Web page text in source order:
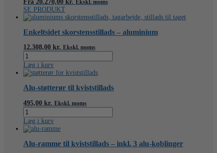
antal
Fra 20.270,00 kr. Ekskl. moms
SE PRODUKT
Enkeltsidet skorstensstillads – aluminium
12.308,00 kr. Ekskl. moms
Enkeltsidet
skorstensstillads
-
aluminium
antal
Læg i kurv
Alu-støtterør til kviststillads
495,00 kr. Ekskl. moms
Alu-
støtterør
til
kviststillads
antal
Læg i kurv
Alu-ramme til kviststillads – inkl. 3 alu-koblinger